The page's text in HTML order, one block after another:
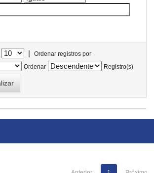
|
Ordenar registros por
Ordenar
Registro(s)